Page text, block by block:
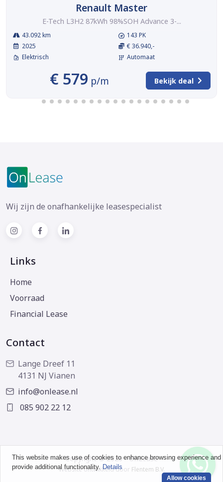
Renault Master
E-Tech L3H2 87kWh 98%SOH Advance 3-...
43.092 km
2025
Elektrisch
143 PK
€ 36.940,-
Automaat
€ 579 p/m Bekijk deal
Wij zijn de onafhankelijke leasespecialist
Links
Home
Voorraad
Financial Lease
Contact
Lange Dreef 11
4131 NJ Vianen
info@onlease.nl
085 902 22 12
Copyright © 2026 - OnLease
Website ontwikkeld door Flentem B.V.
This website makes use of cookies to enhance browsing experience and
provide additional functionality. Details
Allow cookies